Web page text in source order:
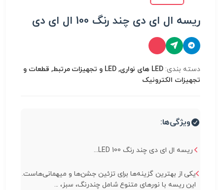
ریسه ال ای دی چند رنگ 100 ال ای دی
دسته بندی:
LED های نواری, LED و تجهیزات مرتبط, قطعات و
تجهیزات الکترونیک
ویژگی‌ها:
ریسه ال ای دی چند رنگ 100 LED...
یکی از بهترین گزینه‌ها برای تزئین جشن‌ها و میهمانی‌هاست.
این ریسه با نورهای متنوع شامل چندرنگ، سبز، ...